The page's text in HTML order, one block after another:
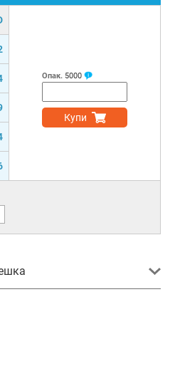
Опак. 5000
Купи